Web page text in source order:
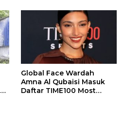
Global Face Wardah
Amna Al Qubaisi Masuk
Daftar TIME100 Most